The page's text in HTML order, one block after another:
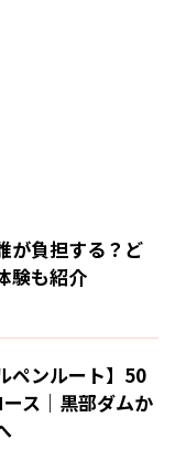
が負担する？ど
験も紹介
ペンルート】50
ス｜黒部ダムか